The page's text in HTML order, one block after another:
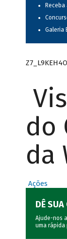
Galeria
do
da
Ações
DÊ
Ajude-nos
uma rápida